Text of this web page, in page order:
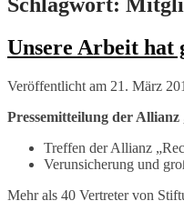
Unsere Arbeit hat
Veröffentlicht am 21. März
Pressemitteilung der
Treffen der Allianz
Verunsicherung und
Mehr als 40 Vertreter von